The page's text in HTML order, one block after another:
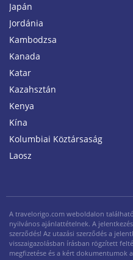
Japán
Jordánia
Kambodzsa
Kanada
Katar
Kazahsztán
Kenya
Kína
Kolumbiai Köztársaság
Laosz
A travelorigo.com weboldalon
nyilvános ajánlattételnek. A
szerződés! Az utazási szerződés a
visszaigazolásban írásban rögzített
megfizetése és a kért dokumentumok